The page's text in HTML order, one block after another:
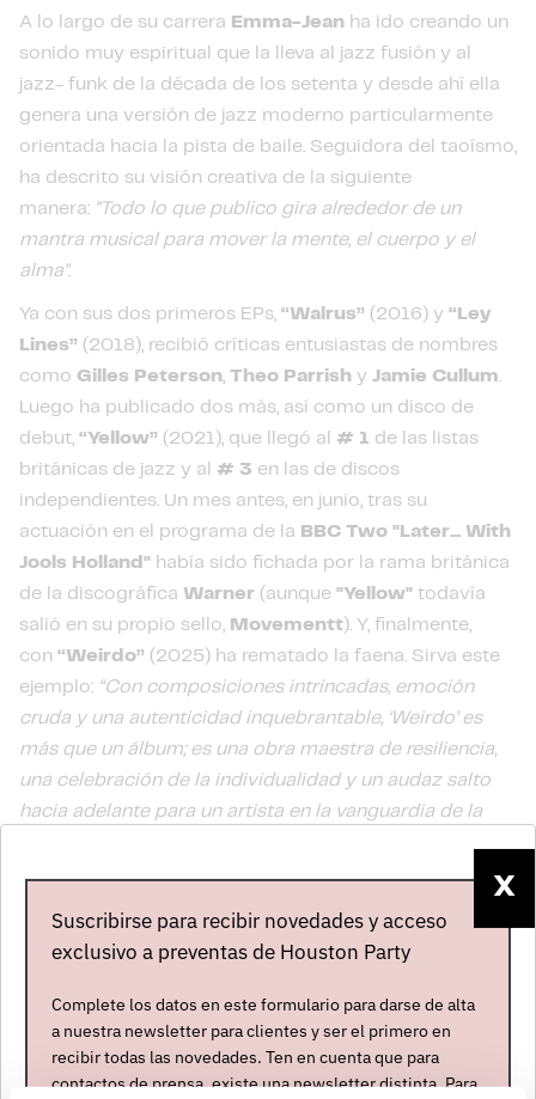
A lo largo de su carrera Emma-Jean ha ido creando un
sonido muy espiritual que la lleva al jazz fusión y al
jazz- funk de la década de los setenta y desde ahí ella
genera una versión de jazz moderno particularmente
orientada hacia la pista de baile. Seguidora del taoísmo,
ha descrito su visión creativa de la siguiente
manera: "Todo lo que publico gira alrededor de un
mantra musical para mover la mente, el cuerpo y el
alma".
Ya con sus dos primeros EPs, “Walrus” (2016) y “Ley
Lines” (2018), recibió críticas entusiastas de nombres
como Gilles Peterson, Theo Parrish y Jamie Cullum.
Luego ha publicado dos más, así como un disco de
debut, “Yellow” (2021), que llegó al # 1 de las listas
británicas de jazz y al # 3 en las de discos
independientes. Un mes antes, en junio, tras su
actuación en el programa de la BBC Two "Later... With
Jools Holland" había sido fichada por la rama británica
de la discográfica Warner (aunque "Yellow" todavía
salió en su propio sello, Movementt). Y, finalmente,
con “Weirdo” (2025) ha rematado la faena. Sirva este
ejemplo: “Con composiciones intrincadas, emoción
cruda y una autenticidad inquebrantable, ‘Weirdo’ es
más que un álbum; es una obra maestra de resiliencia,
una celebración de la individualidad y un audaz salto
hacia adelante para un artista en la vanguardia de la
X
Suscribirse para recibir novedades y acceso
exclusivo a preventas de Houston Party
Complete los datos en este formulario para darse de alta
a nuestra newsletter para clientes y ser el primero en
recibir todas las novedades. Ten en cuenta que para
contactos de prensa, existe una newsletter distinta. Para